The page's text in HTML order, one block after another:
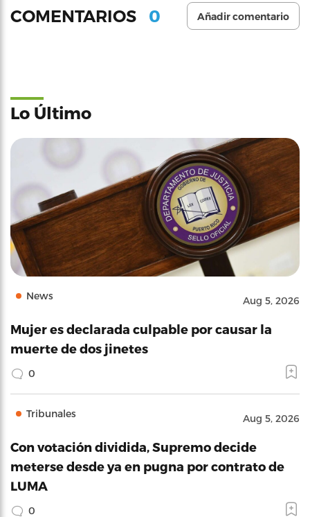
COMENTARIOS 0 Añadir comentario
Lo Último
News Aug 5, 2026
Mujer es declarada culpable por causar la
muerte de dos jinetes
0
Tribunales Aug 5, 2026
Con votación dividida, Supremo decide
meterse desde ya en pugna por contrato de
LUMA
0